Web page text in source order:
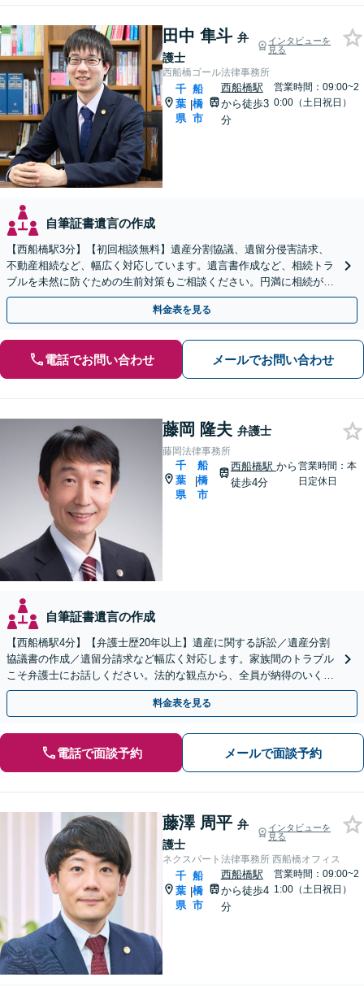
田中 隼斗 弁
護士
インタビューを
見る
西船橋ゴール法律事務所
千
葉
県
|
船
橋
市
西船橋駅
から徒歩3
分
営業時間：09:00~2
0:00（土日祝日）
自筆証書遺言の作成
【西船橋駅3分】【初回相談無料】遺産分割協議、遺留分侵害請求、
不動産相続など、幅広く対応しています。遺言書作成など、相続トラ
ブルを未然に防ぐための生前対策もご相談ください。円満に相続が終
えられるよう、全力でサポートいたします。
料金表を見る
電話でお問い合わせ メールでお問い合わせ
藤岡 隆夫 弁護士
藤岡法律事務所
千
葉
県
|
船
橋
市
西船橋駅 から
徒歩4分
営業時間：本
日定休日
自筆証書遺言の作成
【西船橋駅4分】【弁護士歴20年以上】遺産に関する訴訟／遺産分割
協議書の作成／遺留分請求など幅広く対応します。家族間のトラブル
こそ弁護士にお話しください。法的な観点から、全員が納得のいく解
決へ尽力いたします【土日相談可能】
料金表を見る
電話で面談予約 メールで面談予約
藤澤 周平 弁
護士
インタビューを
見る
ネクスパート法律事務所 西船橋オフィス
千
葉
県
|
船
橋
市
西船橋駅
から徒歩4
分
営業時間：09:00~2
1:00（土日祝日）